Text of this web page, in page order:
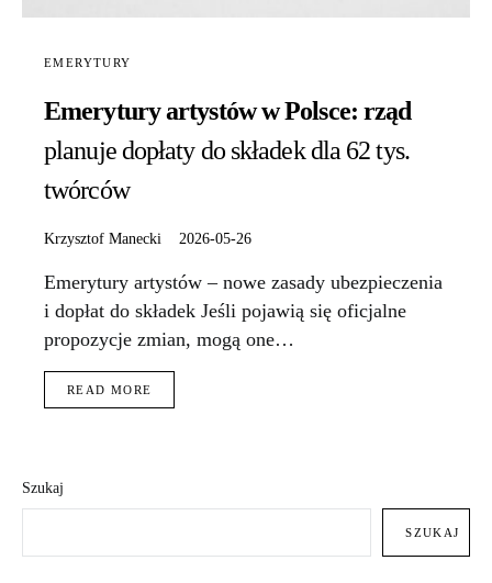
EMERYTURY
Emerytury artystów w Polsce: rząd
planuje dopłaty do składek dla 62 tys.
twórców
Krzysztof Manecki 2026-05-26
Emerytury artystów – nowe zasady ubezpieczenia
i dopłat do składek Jeśli pojawią się oficjalne
propozycje zmian, mogą one…
READ MORE
Szukaj
SZUKAJ